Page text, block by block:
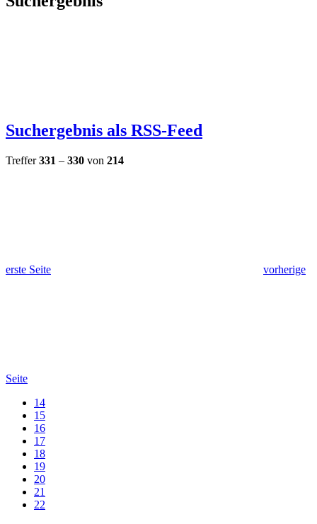
Suchergebnis als RSS-Feed
Treffer331 – 330 von 214
erste Seite vorherige
Seite
14
15
16
17
18
19
20
21
22